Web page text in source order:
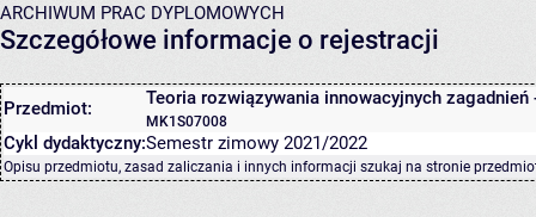
ARCHIWUM PRAC DYPLOMOWYCH
Szczegółowe informacje o rejestracji
Przedmiot: Teoria rozwiązywania innowacyjnych zagadnień
MK1S07008
Cykl dydaktyczny:Semestr zimowy 2021/2022
Opisu przedmiotu, zasad zaliczania i innych informacji szukaj na stronie